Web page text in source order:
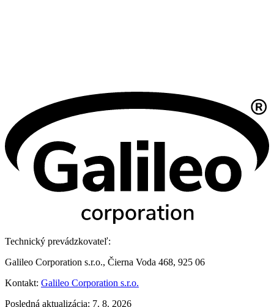
Technický prevádzkovateľ:
Galileo Corporation s.r.o., Čierna Voda 468, 925 06
Kontakt: Galileo Corporation s.r.o.
Posledná aktualizácia: 7. 8. 2026